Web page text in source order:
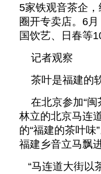
5家铁观音茶企
圈开专卖店。6
国饮艺、日春等
记者观察
茶叶是福建的
在北京参加“闽
林立的北京马连
的“福建的茶叶
福建乡音立马飘
“马连道大街以